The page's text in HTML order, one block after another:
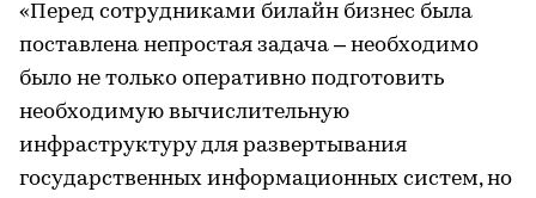
«Перед сотрудниками билайн бизнес была
поставлена непростая задача – необходимо
было не только оперативно подготовить
необходимую вычислительную
инфраструктуру для развертывания
государственных информационных систем, но